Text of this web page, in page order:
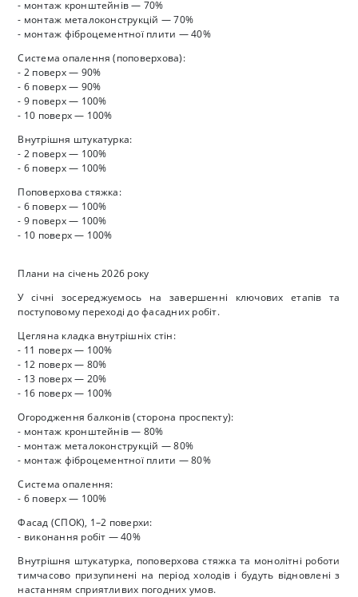
- монтаж кронштейнів — 70%
- монтаж металоконструкцій — 70%
- монтаж фіброцементної плити — 40%
Система опалення (поповерхова):
- 2 поверх — 90%
- 6 поверх — 90%
- 9 поверх — 100%
- 10 поверх — 100%
Внутрішня штукатурка:
- 2 поверх — 100%
- 6 поверх — 100%
Поповерхова стяжка:
- 6 поверх — 100%
- 9 поверх — 100%
- 10 поверх — 100%
Плани на січень 2026 року
У січні зосереджуємось на завершенні ключових етапів та
поступовому переході до фасадних робіт.
Цегляна кладка внутрішніх стін:
- 11 поверх — 100%
- 12 поверх — 80%
- 13 поверх — 20%
- 16 поверх — 100%
Огородження балконів (сторона проспекту):
- монтаж кронштейнів — 80%
- монтаж металоконструкцій — 80%
- монтаж фіброцементної плити — 80%
Система опалення:
- 6 поверх — 100%
Фасад (СПОК), 1–2 поверхи:
- виконання робіт — 40%
Внутрішня штукатурка, поповерхова стяжка та монолітні роботи
тимчасово призупинені на період холодів і будуть відновлені з
настанням сприятливих погодних умов.